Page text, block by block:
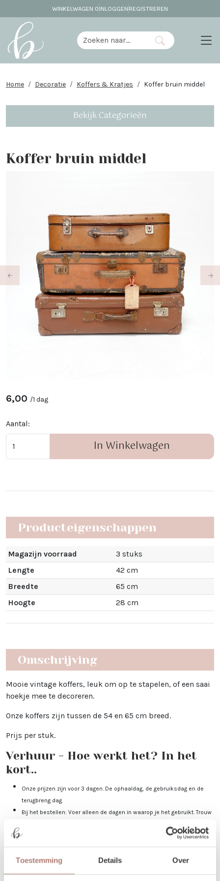
Toestemming Details Over
WINKELWAGEN 0 INLOGGEN REGISTREREN
Home Decoratie Koffers & Kratjes Koffer bruin middel
Bekijk Categorieën
Koffer bruin middel
6,00 /1 dag
Aantal:
In Winkelwagen
Previous
Producteigenschappen
Magazijn voorraad
3 stuks
Lengte
42 cm
Breedte
65 cm
Hoogte
28 cm
Omschrijving
Mooie vintage koffers, leuk om op te stapelen, of een saai
hoekje mee te decoreren.
Onze koffers zijn tussen de 54 en 65 cm breed.
Prijs per stuk.
Verhuur - Hoe werkt het? In het
kort..
Onze prijzen zijn voor 3 dagen. De ophaaldag, de gebruiksdag en de
terugbreng dag.
Bij het bestellen: Voer alleen de dagen in waarop je het gebruikt. Trouw
dan 25-27 april in.
Je kunt de items laten bezorgen of zelf in Utrecht komen ophalen.
De dag voor je event kun je de items ophalen of laten bezorgen. De dag